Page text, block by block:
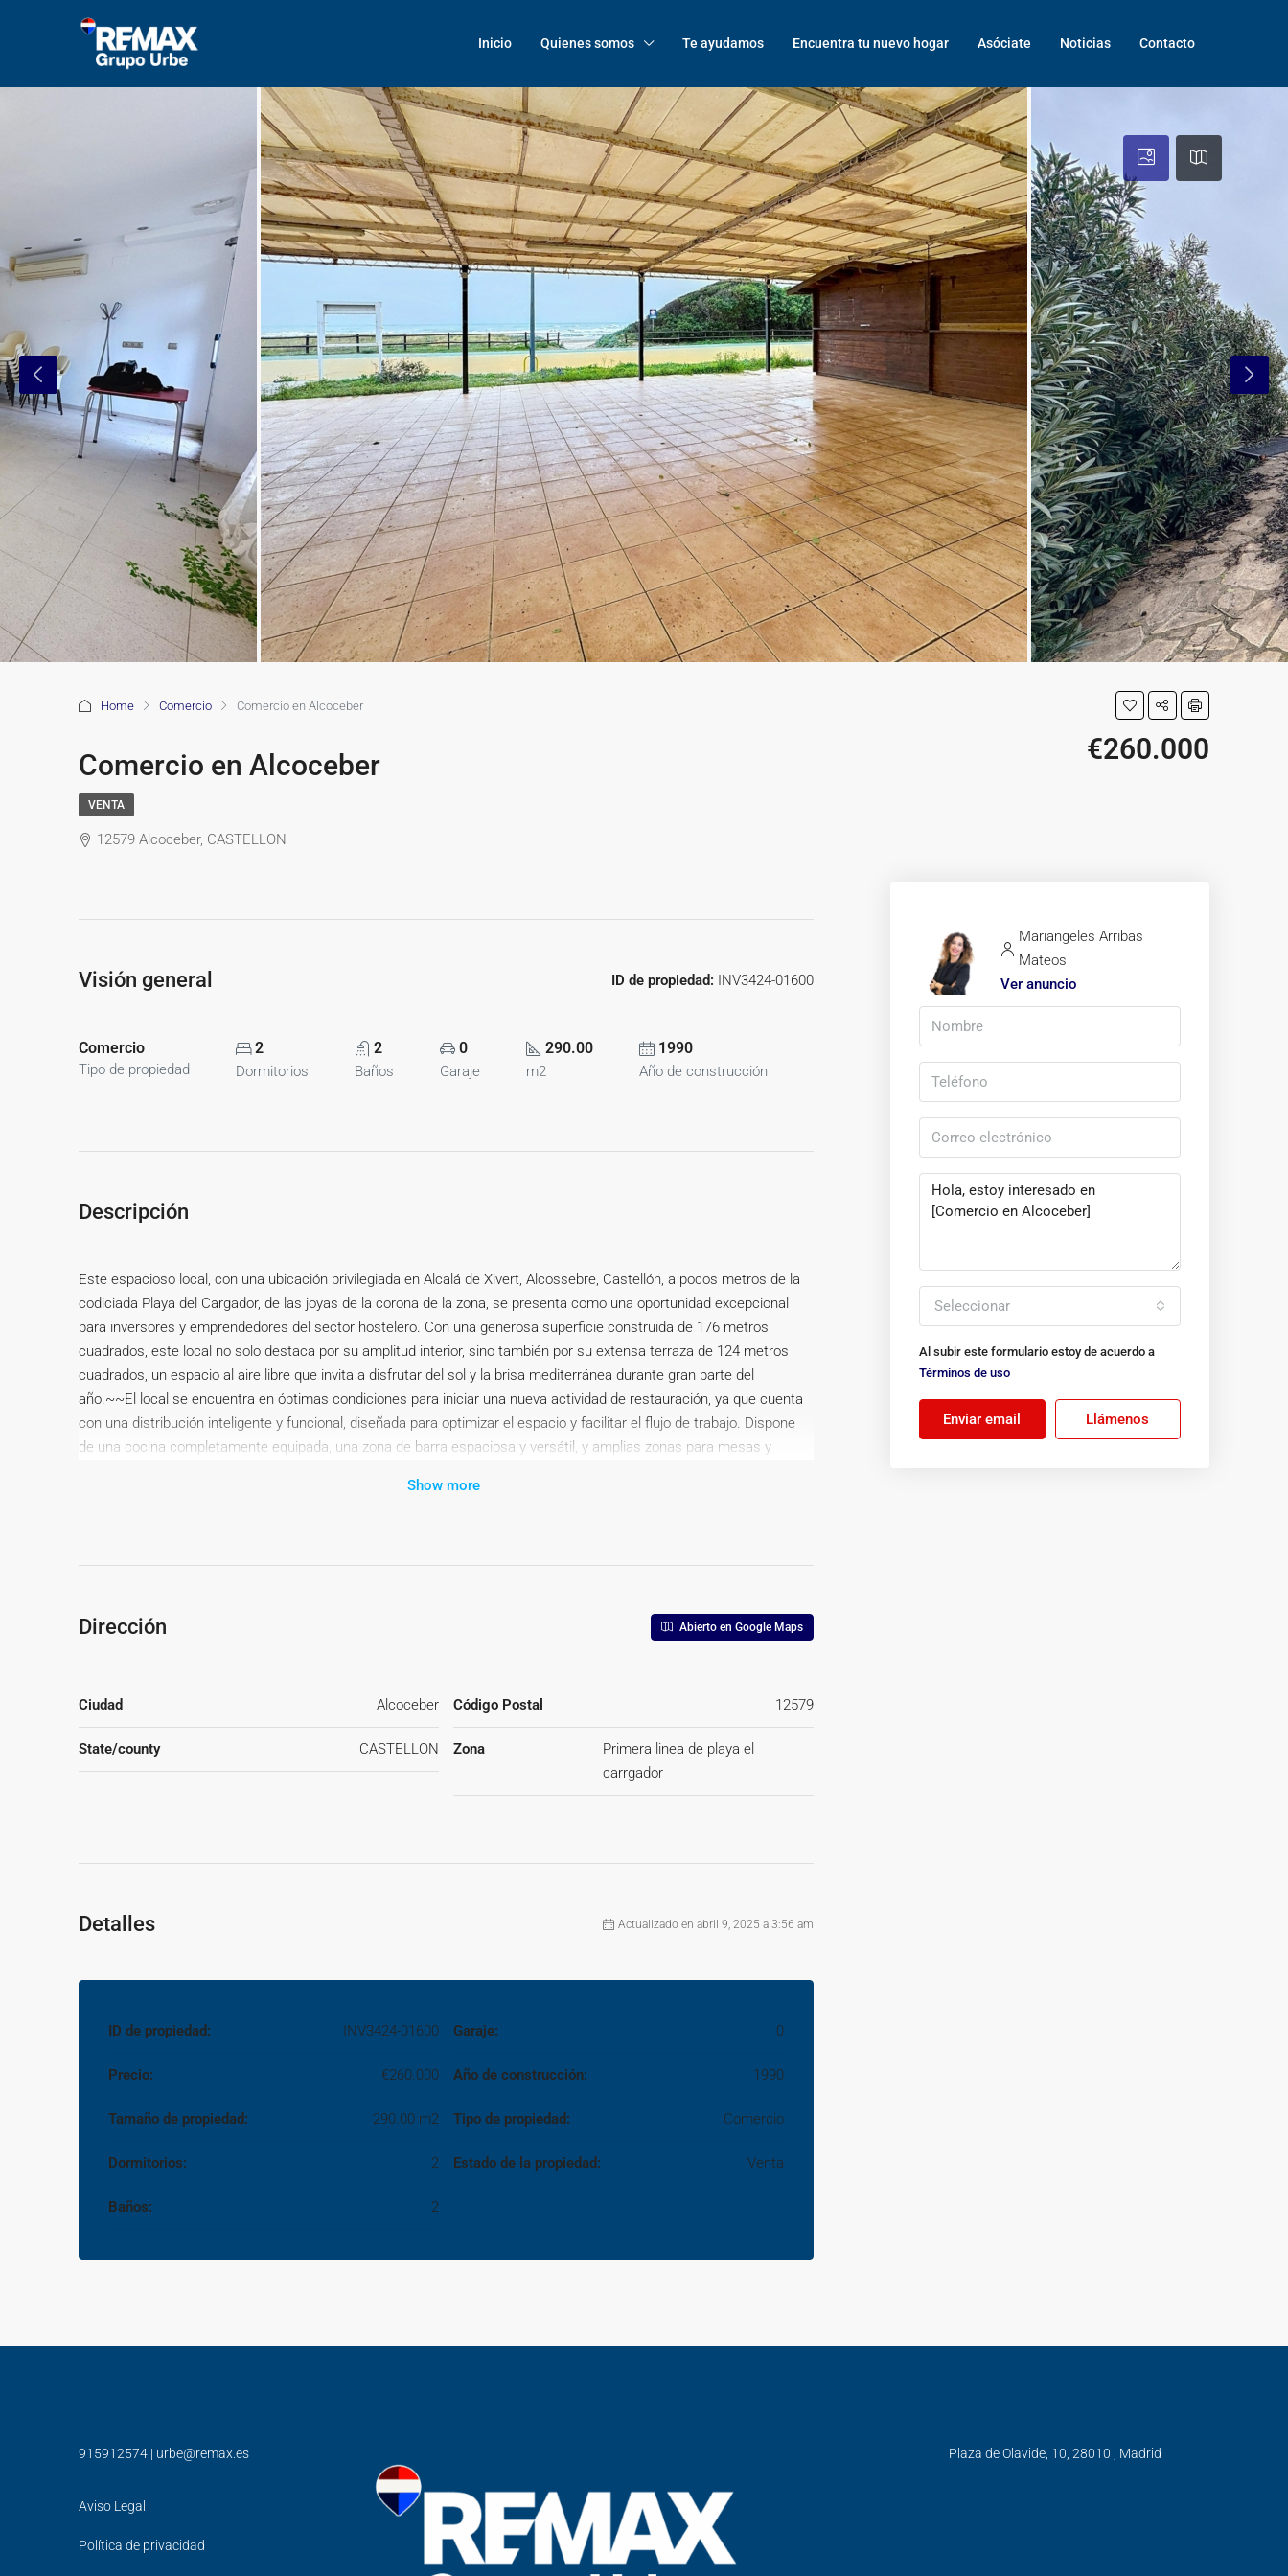
Inicio Quienes somos Te ayudamos Encuentra tu nuevo hogar Asóciate Noticias Contacto
Home Comercio Comercio en Alcoceber
Comercio en Alcoceber €260.000
VENTA
12579 Alcoceber, CASTELLON
Visión general ID de propiedad: INV3424-01600
Comercio
Tipo de propiedad
2
Dormitorios
2
Baños
0
Garaje
290.00
m2
1990
Año de construcción
Descripción
Este espacioso local, con una ubicación privilegiada en Alcalá de Xivert, Alcossebre, Castellón, a pocos metros de la
codiciada Playa del Cargador, de las joyas de la corona de la zona, se presenta como una oportunidad excepcional
para inversores y emprendedores del sector hostelero. Con una generosa superficie construida de 176 metros
cuadrados, este local no solo destaca por su amplitud interior, sino también por su extensa terraza de 124 metros
cuadrados, un espacio al aire libre que invita a disfrutar del sol y la brisa mediterránea durante gran parte del
año.~~El local se encuentra en óptimas condiciones para iniciar una nueva actividad de restauración, ya que cuenta
con una distribución inteligente y funcional, diseñada para optimizar el espacio y facilitar el flujo de trabajo. Dispone
de una cocina completamente equipada, una zona de barra espaciosa y versátil, y amplias zonas para mesas y
zona turística de gran afluencia tanto en temporada alta como en periodos vacacionales, garantiza un flujo constante
beach club. La terraza, con su gran capacidad y su ambiente acogedor, se presenta como un valor añadido que
local está ubicado a pie de playa, lo que lo hace ser, una de las primeras opciones y más atractivas, para los
residentes y turistas.~~El local también dispone de fácil acceso y cuenta con una zona de aparcamiento cercana, lo
de emprender un negocio de hostelería en una ubicación inmejorable. ¡Contáctenos para más información y concertar
marcha de su negocio.~~La descripción del presente inmueble e imágenes tienen mero carácter informativo y en
ningún caso carácter contractual, pudiendo ser modificados por la inmobiliaria comercializadora sin que ello implique
Show more
Dirección Abierto en Google Maps
Ciudad Alcoceber
State/county CASTELLON
Código Postal 12579
Zona
Primera linea de playa el
carrgador
Detalles Actualizado en abril 9, 2025 a 3:56 am
ID de propiedad: INV3424-01600
Precio: €260.000
Tamaño de propiedad: 290.00 m2
Dormitorios: 2
Baños: 2
Garaje: 0
Año de construcción: 1990
Tipo de propiedad: Comercio
Estado de la propiedad: Venta
Mariangeles Arribas
Mateos
Ver anuncio
Seleccionar
Al subir este formulario estoy de acuerdo a
Términos de uso
Enviar email Llámenos
915912574 | urbe@remax.es
Aviso Legal
Política de privacidad
Plaza de Olavide, 10, 28010 , Madrid